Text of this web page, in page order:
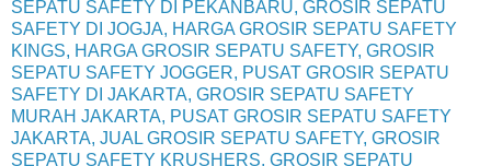
SEPATU SAFETY DI PEKANBARU, GROSIR SEPATU
SAFETY DI JOGJA, HARGA GROSIR SEPATU SAFETY
KINGS, HARGA GROSIR SEPATU SAFETY, GROSIR
SEPATU SAFETY JOGGER, PUSAT GROSIR SEPATU
SAFETY DI JAKARTA, GROSIR SEPATU SAFETY
MURAH JAKARTA, PUSAT GROSIR SEPATU SAFETY
JAKARTA, JUAL GROSIR SEPATU SAFETY, GROSIR
SEPATU SAFETY KRUSHERS, GROSIR SEPATU